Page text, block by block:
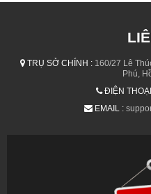
TRỤ SỞ CHÍNH :160/27 Lê
Phú,
ĐIỆN
EMAIL :